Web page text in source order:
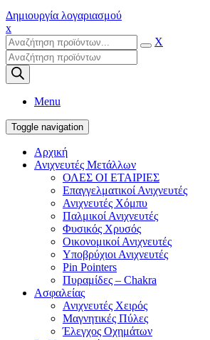
Δημιουργία λογαριασμού
x
X
Products
search
Menu
Toggle navigation
Αρχική
Ανιχνευτές Μετάλλων
ΟΛΕΣ ΟΙ ΕΤΑΙΡΙΕΣ
Επαγγελματικοί Ανιχνευτές
Ανιχνευτές Χόμπυ
Παλμικοί Ανιχνευτές
Φυσικός Χρυσός
Οικονομικοί Ανιχνευτές
Υποβρύχιοι Ανιχνευτές
Pin Pointers
Πυραμίδες – Chakra
Ασφαλείας
Ανιχνευτές Χειρός
Μαγνητικές Πύλες
Έλεγχος Οχημάτων